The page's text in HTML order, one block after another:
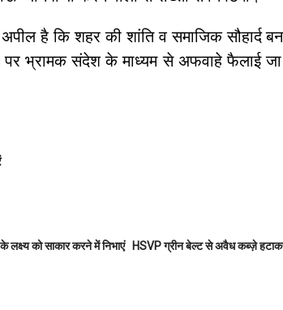
है कि शहर की शांति व समाजिक सौहार्द
भ्रामक संदेश के माध्यम से अफवाहे फैलाई
लक्ष्य को साकार करने में निभाएं
HSVP ग्रीन बेल्ट से अवैध कब्ज़े